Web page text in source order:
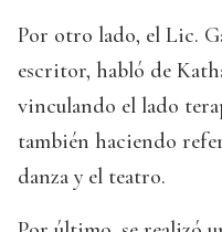
Por otro lado, el Lic.
escritor, habló de
vinculando el lado
también haciendo
danza y el teatro.